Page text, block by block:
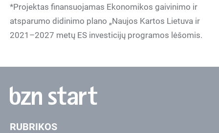
*Projektas finansuojamas Ekonomikos gaivinimo ir
atsparumo didinimo plano „Naujos Kartos Lietuva ir
2021–2027 metų ES investicijų programos lėšomis.
RUBRIKOS